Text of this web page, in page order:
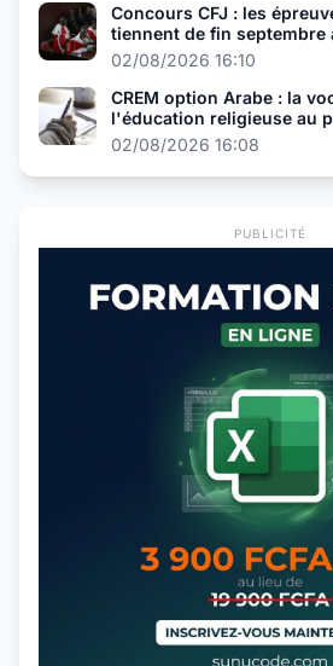
Concours CFJ : les
tiennent de fin septembre
02/08/2026 16:10
CREM option Arabe : la
l'éducation religieuse au
présélection
02/08/2026 16:08
PUBLICITÉ